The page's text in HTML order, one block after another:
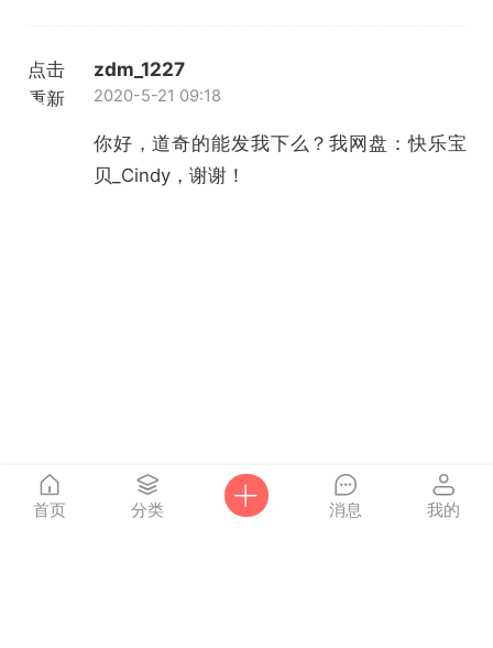
点击
重新
zdm_1227
2020-5-21 09:18
你好，道奇的能发我下么？我网盘：快乐宝
贝_Cindy，谢谢！
首页 分类 消息 我的